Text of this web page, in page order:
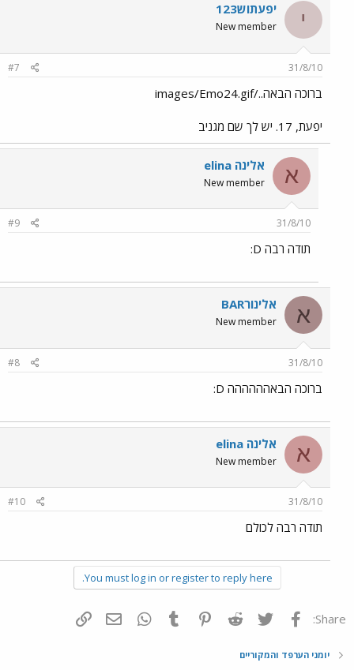
י יפעתוש123
New member
31/8/10
#7
ברוכה הבאה../images/Emo24.gif
יפעת, 17. יש לך שם מגניב
א אלינה elina
New member
31/8/10
#9
תודה רבה D:
א אלינורBAR
New member
31/8/10
#8
ברוכה הבאהההההה D:
א אלינה elina
New member
31/8/10
#10
תודה רבה לכולם
You must log in or register to reply here.
Share: פייסבוק Twitter
Reddit
Pinterest
Tumblr
WhatsAppדואר אלקטרוני
יומני הערפד והמקוריים